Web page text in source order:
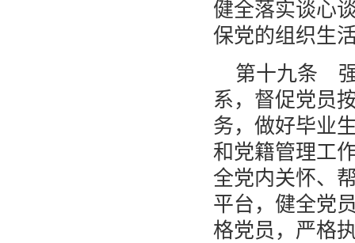
健全落实谈心
保党的组织生
第十九条 强
系，督促党员
务，做好毕业
和党籍管理工
全党内关怀、
平台，健全党
格党员，严格